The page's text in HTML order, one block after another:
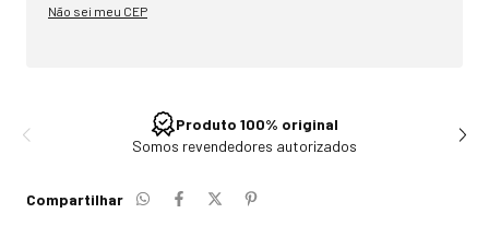
Não sei meu CEP
Produto 100% original
Somos revendedores autorizados
Compartilhar